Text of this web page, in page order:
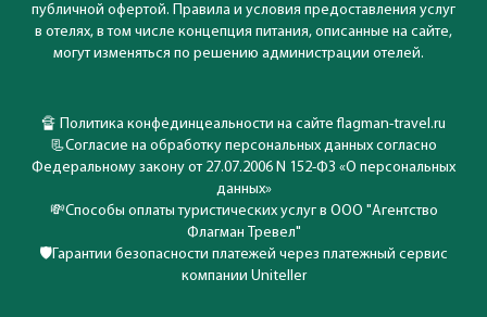
публичной офертой. Правила и условия предоставления услуг
в отелях, в том числе концепция питания, описанные на сайте,
могут изменяться по решению администрации отелей.
🔏 Политика конфединцеальности на сайте flagman-travel.ru
📃Согласие на обработку персональных данных согласно
Федеральному закону от 27.07.2006 N 152-ФЗ «О персональных
данных»
💸Способы оплаты туристических услуг в ООО "Агентство
Флагман Тревел"
🛡️ Гарантии безопасности платежей через платежный сервис
компании Uniteller